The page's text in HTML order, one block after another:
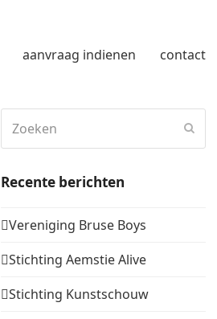
aanvraag indienen contact
Recente berichten
Vereniging Bruse Boys
Stichting Aemstie Alive
Stichting Kunstschouw